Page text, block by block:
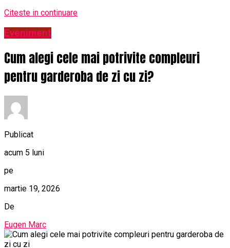
Citeste in continuare
Eveniment
Cum alegi cele mai potrivite compleuri
pentru garderoba de zi cu zi?
Publicat
acum 5 luni
pe
martie 19, 2026
De
Eugen Marc